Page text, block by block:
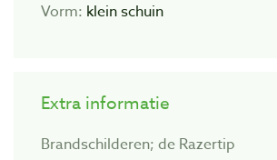
Vorm: klein schuin
Extra informatie
Brandschilderen; de Razertip